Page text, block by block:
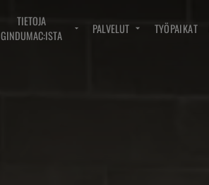
TIETOJA
GINDUMAC:ISTA
PALVELUT TYÖPAIKAT